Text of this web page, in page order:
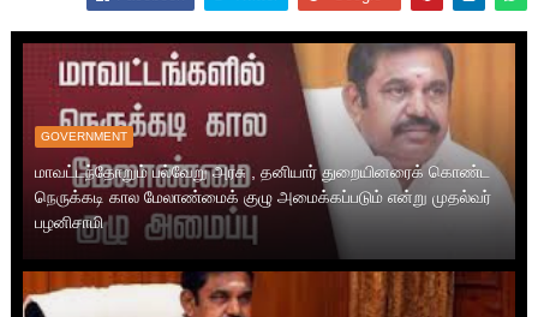
GOVERNMENT
மாவட்டந்தோறும் பல்வேறு அரசு , தனியார் துறையினரைக் கொண்ட
நெருக்கடி கால மேலாண்மைக் குழு அமைக்கப்படும் என்று முதல்வர்
பழனிசாமி